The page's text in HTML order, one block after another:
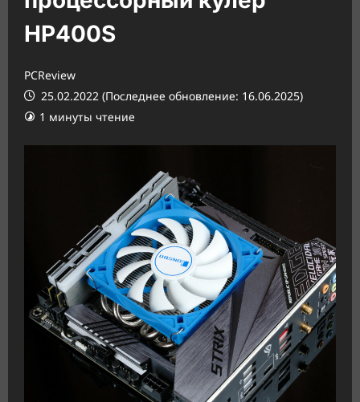
HP400S
PCReview
25.02.2022 (Последнее обновление: 16.06.2025)
1 минуты чтение